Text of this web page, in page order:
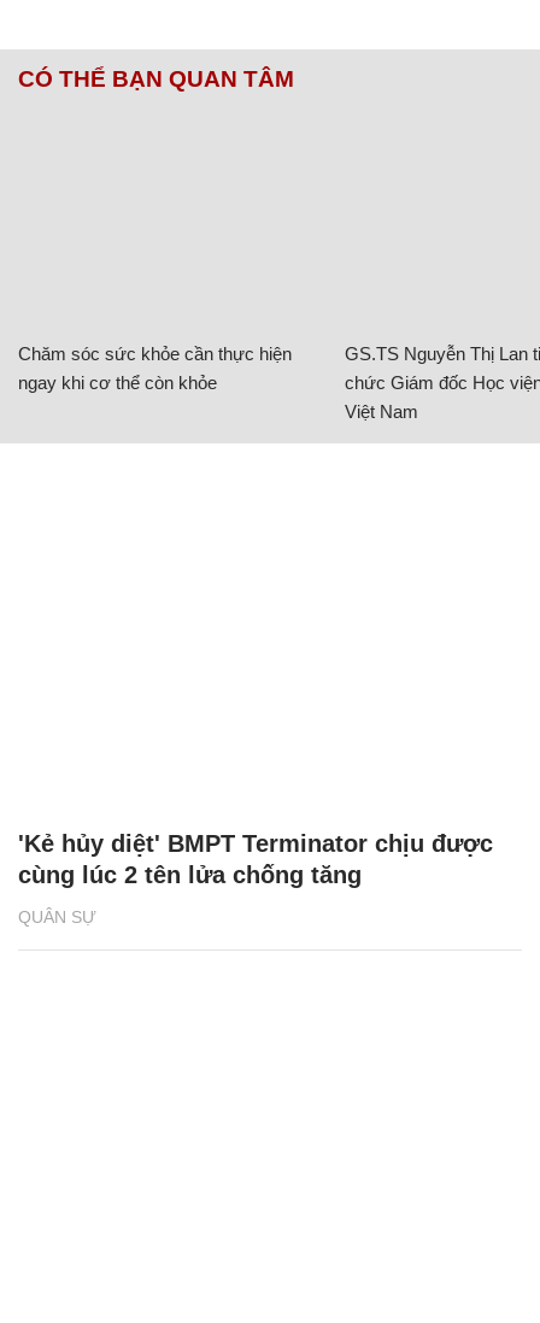
CÓ THỂ BẠN QUAN TÂM
Chăm sóc sức khỏe cần thực hiện
ngay khi cơ thể còn khỏe
GS.TS Nguyễn Thị Lan
chức Giám đốc Học
Việt Nam
QUÂN SỰ
'Kẻ hủy diệt' BMPT Terminator chịu được
cùng lúc 2 tên lửa chống tăng